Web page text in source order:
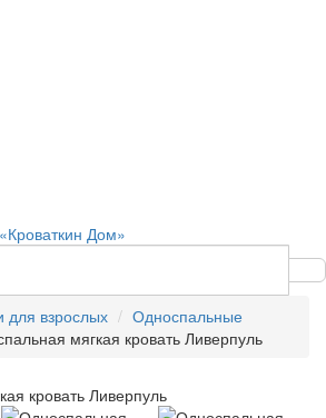
для взрослых
Односпальные
мягкая кровать Ливерпуль